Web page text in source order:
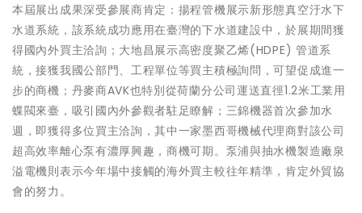
本屆展出成果深受參展商肯定：揚程管機展示新形態真空汙水下
水道系統，該系統成功應用在臺灣的下水道建設中，於展期間獲
得國內外買主洽詢；大地昌展示高密度聚乙烯(HDPE) 管道系
統，接獲我國公部門、工程單位等買主積極詢問，可望促成進一
步的商機；丹麥商AVK也特別從荷蘭分公司運送直徑1.2米工業用
蝶閥來臺，吸引國內外參觀者駐足瞭解；三錦機器首次參加水
週，即獲得多位買主洽詢，其中一家墨西哥機械代理商對該公司
超高效率離心泵有濃厚興趣，商機可期。泵浦與抽水機製造廠泉
溢電機則表示今年場中接觸的海外買主較往年精準，肯定外貿協
會的努力。